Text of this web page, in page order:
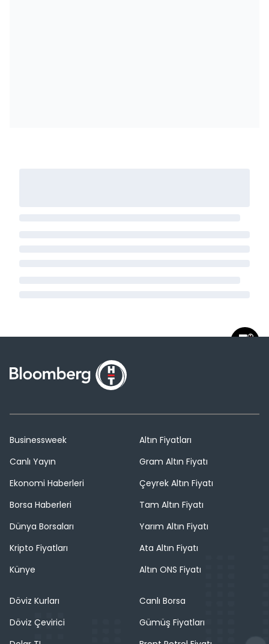
Businessweek
Canlı Yayın
Ekonomi Haberleri
Borsa Haberleri
Dünya Borsaları
Kripto Fiyatları
Künye
Altın Fiyatları
Gram Altın Fiyatı
Çeyrek Altın Fiyatı
Tam Altın Fiyatı
Yarım Altın Fiyatı
Ata Altın Fiyatı
Altın ONS Fiyatı
Döviz Kurları
Döviz Çevirici
Canlı Borsa
Gümüş Fiyatları